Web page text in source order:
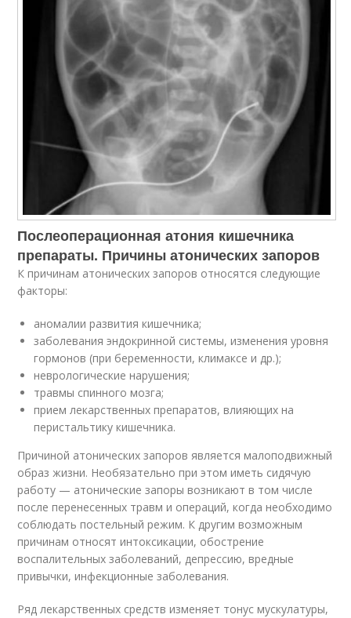
Послеоперационная атония кишечника
препараты. Причины атонических запоров
К причинам атонических запоров относятся следующие
факторы:
аномалии развития кишечника;
заболевания эндокринной системы, изменения уровня
гормонов (при беременности, климаксе и др.);
неврологические нарушения;
травмы спинного мозга;
прием лекарственных препаратов, влияющих на
перистальтику кишечника.
Причиной атонических запоров является малоподвижный
образ жизни. Необязательно при этом иметь сидячую
работу — атонические запоры возникают в том числе
после перенесенных травм и операций, когда необходимо
соблюдать постельный режим. К другим возможным
причинам относят интоксикации, обострение
воспалительных заболеваний, депрессию, вредные
привычки, инфекционные заболевания.
Ряд лекарственных средств изменяет тонус мускулатуры,